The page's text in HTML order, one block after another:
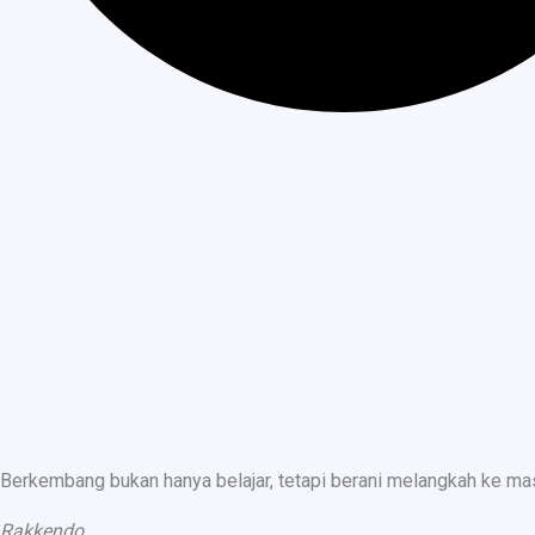
Berkembang bukan hanya belajar, tetapi berani melangkah ke